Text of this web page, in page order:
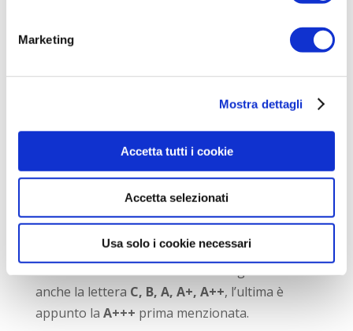
Marketing
Mostra dettagli
Accetta tutti i cookie
Accetta selezionati
Usa solo i cookie necessari
dell’elettrodomestico, evidenziandone anche
prestazioni del forno elettricoe viene
indicata attraversolettere che vanno dalla
ossia dalla più energivora a
quella più efficiente.
Le classi, più precisamente, sono
caso dei forni, dunque, oltre a quelle
elencate, dopo lalettera D troveremo in
anche la lettera C, B, A, A+, A++, l’ultima è
appunto la A+++ prima menzionata.